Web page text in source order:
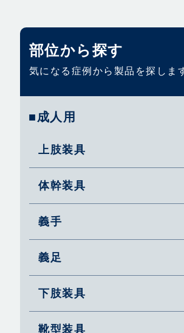
部位から探す
気になる症例から製品を探しま
■成人用
上肢装具
体幹装具
義手
義足
下肢装具
靴型装具